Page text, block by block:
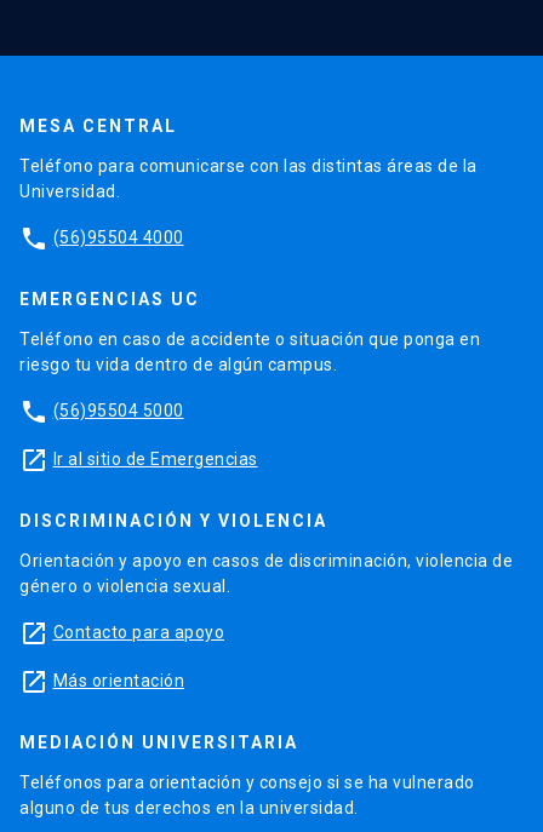
MESA CENTRAL
Teléfono para comunicarse con las distintas áreas de la
Universidad.
phone (56)95504 4000
EMERGENCIAS UC
Teléfono en caso de accidente o situación que ponga en
riesgo tu vida dentro de algún campus.
phone (56)95504 5000
launch Ir al sitio de Emergencias
DISCRIMINACIÓN Y VIOLENCIA
Orientación y apoyo en casos de discriminación, violencia de
género o violencia sexual.
launch Contacto para apoyo
launch Más orientación
MEDIACIÓN UNIVERSITARIA
Teléfonos para orientación y consejo si se ha vulnerado
alguno de tus derechos en la universidad.